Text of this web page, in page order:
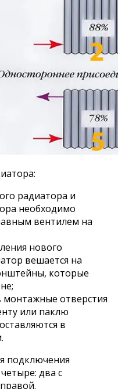
радиатора и
необходимо
вентилем на
нового
вешается на
которые
монтажные отверстия
или паклю
в
подключения
два с